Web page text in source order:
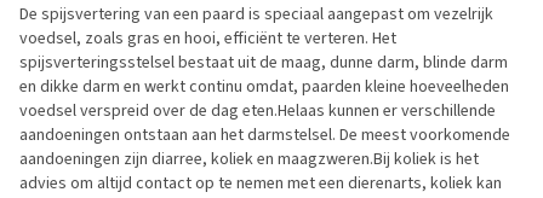
De spijsvertering van een paard is speciaal aangepast om vezelrijk
voedsel, zoals gras en hooi, efficiënt te verteren. Het
spijsverteringsstelsel bestaat uit de maag, dunne darm, blinde darm
en dikke darm en werkt continu omdat, paarden kleine hoeveelheden
voedsel verspreid over de dag eten.Helaas kunnen er verschillende
aandoeningen ontstaan aan het darmstelsel. De meest voorkomende
aandoeningen zijn diarree, koliek en maagzweren.Bij koliek is het
advies om altijd contact op te nemen met een dierenarts, koliek kan